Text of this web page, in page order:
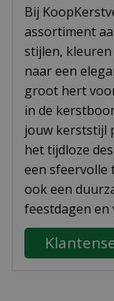
Bij
assortiment
stijlen,
naar een
groot hert
in de
jouw kerststijl
het tijdloze
een sfeervolle
ook een
feestdagen en